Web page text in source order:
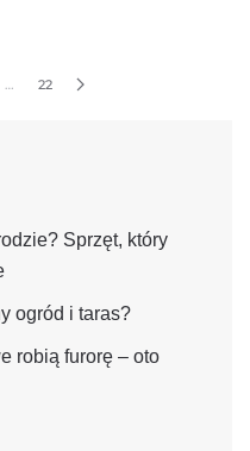
… 22
Sprzęt, który
ogród i taras?
robią furorę – oto